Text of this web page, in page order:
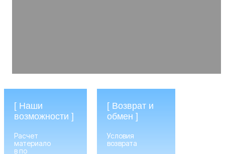
[ Наши
возможности ]
Расчет
материало
в по
[ Возврат и
обмен ]
Условия
возврата